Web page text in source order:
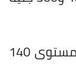
ناهز سعر االبياض الأملس البلدى مستوى 140